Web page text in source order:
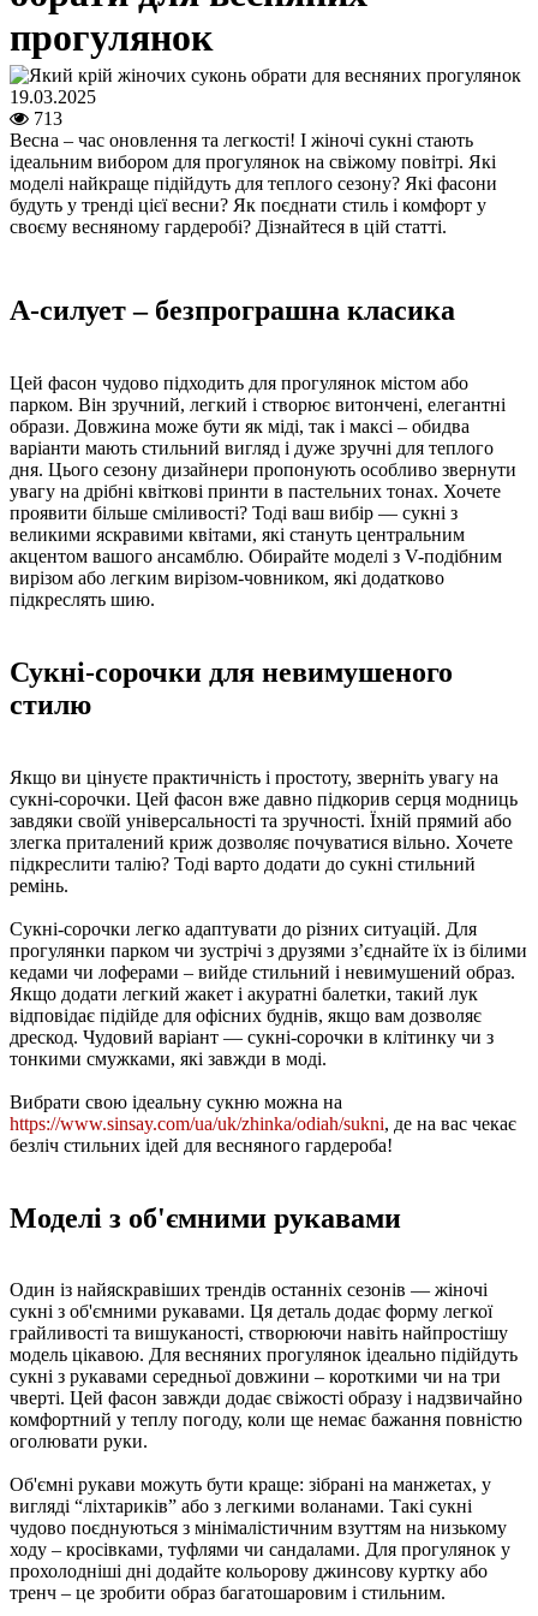
прогулянок
19.03.2025
713
Весна – час оновлення та легкості! І жіночі сукні стають
ідеальним вибором для прогулянок на свіжому повітрі. Які
моделі найкраще підійдуть для теплого сезону? Які фасони
будуть у тренді цієї весни? Як поєднати стиль і комфорт у
своєму весняному гардеробі? Дізнайтеся в цій статті.
А-силует – безпрограшна класика
Цей фасон чудово підходить для прогулянок містом або
парком. Він зручний, легкий і створює витончені, елегантні
образи. Довжина може бути як міді, так і максі – обидва
варіанти мають стильний вигляд і дуже зручні для теплого
дня. Цього сезону дизайнери пропонують особливо звернути
увагу на дрібні квіткові принти в пастельних тонах. Хочете
проявити більше сміливості? Тоді ваш вибір — сукні з
великими яскравими квітами, які стануть центральним
акцентом вашого ансамблю. Обирайте моделі з V-подібним
вирізом або легким вирізом-човником, які додатково
підкреслять шию.
Сукні-сорочки для невимушеного
стилю
Якщо ви цінуєте практичність і простоту, зверніть увагу на
сукні-сорочки. Цей фасон вже давно підкорив серця модниць
завдяки своїй універсальності та зручності. Їхній прямий або
злегка приталений криж дозволяє почуватися вільно. Хочете
підкреслити талію? Тоді варто додати до сукні стильний
ремінь.
Сукні-сорочки легко адаптувати до різних ситуацій. Для
прогулянки парком чи зустрічі з друзями з’єднайте їх із білими
кедами чи лоферами – вийде стильний і невимушений образ.
Якщо додати легкий жакет і акуратні балетки, такий лук
відповідає підійде для офісних буднів, якщо вам дозволяє
дрескод. Чудовий варіант — сукні-сорочки в клітинку чи з
тонкими смужками, які завжди в моді.
Вибрати свою ідеальну сукню можна на
https://www.sinsay.com/ua/uk/zhinka/odiah/sukni, де на вас чекає
безліч стильних ідей для весняного гардероба!
Моделі з об'ємними рукавами
Один із найяскравіших трендів останніх сезонів — жіночі
сукні з об'ємними рукавами. Ця деталь додає форму легкої
грайливості та вишуканості, створюючи навіть найпростішу
модель цікавою. Для весняних прогулянок ідеально підійдуть
сукні з рукавами середньої довжини – короткими чи на три
чверті. Цей фасон завжди додає свіжості образу і надзвичайно
комфортний у теплу погоду, коли ще немає бажання повністю
оголювати руки.
Об'ємні рукави можуть бути краще: зібрані на манжетах, у
вигляді “ліхтариків” або з легкими воланами. Такі сукні
чудово поєднуються з мінімалістичним взуттям на низькому
ходу – кросівками, туфлями чи сандалами. Для прогулянок у
прохолодніші дні додайте кольорову джинсову куртку або
тренч – це зробити образ багатошаровим і стильним.